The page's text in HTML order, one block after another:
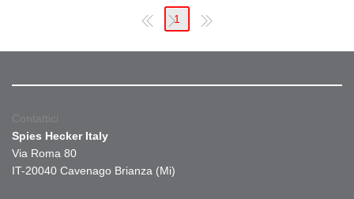
1
Contattici
Spies Hecker Italy
Via Roma 80
IT-20040 Cavenago Brianza (Mi)